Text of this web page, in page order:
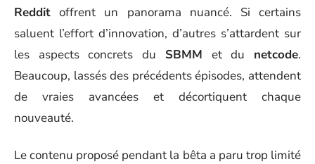
Reddit offrent un panorama nuancé. Si certains
saluent l’effort d’innovation, d’autres s’attardent sur
les aspects concrets du SBMM et du netcode.
Beaucoup, lassés des précédents épisodes, attendent
de vraies avancées et décortiquent chaque
nouveauté.
Le contenu proposé pendant la bêta a paru trop limité